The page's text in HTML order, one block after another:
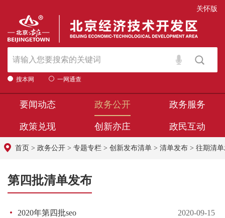
关怀版
搜本网 一网通查
要闻动态 政务公开 政务服务
政策兑现 创新亦庄 政民互动
首页 > 政务公开 > 专题专栏 > 创新发布清单 > 清单发布 > 往期清
第四批清单发布
2020年第四批seo 2020-09-15